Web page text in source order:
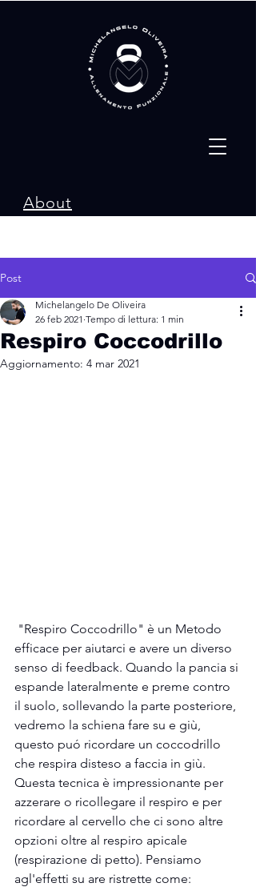
About
Post
Respiro Coccodrillo
Michelangelo De Oliveira
26 feb 2021 Tempo di lettura: 1 min
Aggiornamento: 4 mar 2021
efficace per aiutarci e avere un diverso
senso di feedback. Quando la pancia si
espande lateralmente e preme contro
il suolo, sollevando la parte posteriore,
vedremo la schiena fare su e giù,
questo puó ricordare un coccodrillo
che respira disteso a faccia in giù.
Questa tecnica è impressionante per
azzerare o ricollegare il respiro e per
ricordare al cervello che ci sono altre
opzioni oltre al respiro apicale
(respirazione di petto). Pensiamo
agl'effetti su are ristrette come: